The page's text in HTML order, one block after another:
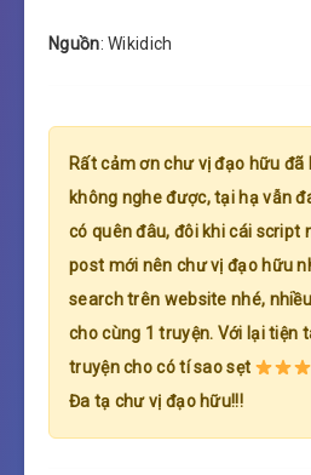
Nguồn: Wikidich
Rất cảm ơn chư vị đạo hữu
không nghe được, tại hạ vẫn
có quên đâu, đôi khi cái script
post mới nên chư vị đạo hữu
search trên website nhé,
cho cùng 1 truyện. Với lại tiện
truyện cho có tí sao sẹt
Đa tạ chư vị đạo hữu!!!